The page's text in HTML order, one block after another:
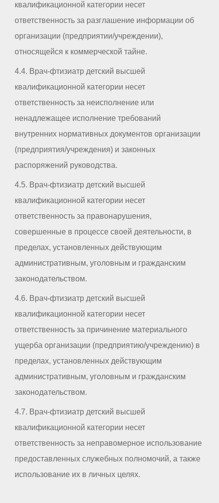
квалификационной категории несет
ответственность за разглашение информации об
организации (предприятии/учреждении),
относящейся к коммерческой тайне.
4.4. Врач-фтизиатр детский высшей
квалификационной категории несет
ответственность за неисполнение или
ненадлежащее исполнение требований
внутренних нормативных документов организации
(предприятия/учреждения) и законных
распоряжений руководства.
4.5. Врач-фтизиатр детский высшей
квалификационной категории несет
ответственность за правонарушения,
совершенные в процессе своей деятельности, в
пределах, установленных действующим
административным, уголовным и гражданским
законодательством.
4.6. Врач-фтизиатр детский высшей
квалификационной категории несет
ответственность за причинение материального
ущерба организации (предприятию/учреждению) в
пределах, установленных действующим
административным, уголовным и гражданским
законодательством.
4.7. Врач-фтизиатр детский высшей
квалификационной категории несет
ответственность за неправомерное использование
предоставленных служебных полномочий, а также
использование их в личных целях.